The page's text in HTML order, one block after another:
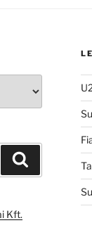
Kft.